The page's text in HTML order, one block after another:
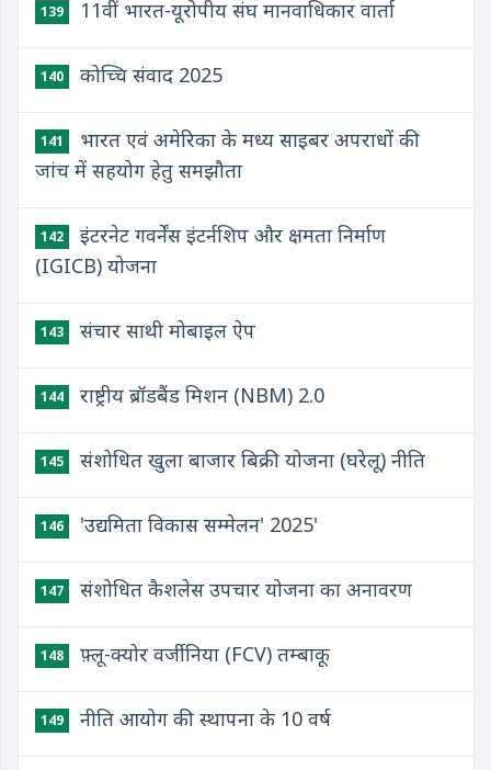
139 11वीं भारत-यूरोपीय संघ मानवाधिकार वार्ता
140 कोच्चि संवाद 2025
141
भारत एवं अमेरिका के मध्य साइबर अपराधों की
जांच में सहयोग हेतु समझौता
142
इंटरनेट गवर्नेंस इंटर्नशिप और क्षमता निर्माण
(IGICB) योजना
143 संचार साथी मोबाइल ऐप
144 राष्ट्रीय ब्रॉडबैंड मिशन (NBM) 2.0
145 संशोधित खुला बाजार बिक्री योजना (घरेलू) नीति
146 'उद्यमिता विकास सम्मेलन' 2025'
147 संशोधित कैशलेस उपचार योजना का अनावरण
148 फ़्लू-क्योर वर्जीनिया (FCV) तम्बाकू
149 नीति आयोग की स्थापना के 10 वर्ष